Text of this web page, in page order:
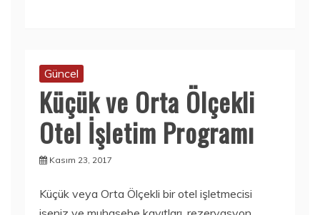
Güncel
Küçük ve Orta Ölçekli
Otel İşletim Programı
Kasım 23, 2017
Küçük veya Orta Ölçekli bir otel işletmecisi